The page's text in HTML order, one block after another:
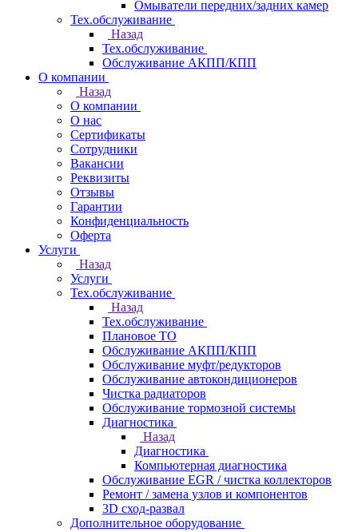
Омыватели передних/задних камер
Тех.обслуживание
Назад
Тех.обслуживание
Обслуживание АКПП/КПП
О компании
Назад
О компании
О нас
Сертификаты
Сотрудники
Вакансии
Реквизиты
Отзывы
Гарантии
Конфиденциальность
Оферта
Услуги
Назад
Услуги
Тех.обслуживание
Назад
Тех.обслуживание
Плановое ТО
Обслуживание АКПП/КПП
Обслуживание муфт/редукторов
Обслуживание автокондиционеров
Чистка радиаторов
Обслуживание тормозной системы
Диагностика
Назад
Диагностика
Компьютерная диагностика
Обслуживание EGR / чистка коллекторов
Ремонт / замена узлов и компонентов
3D сход-развал
Дополнительное оборудование